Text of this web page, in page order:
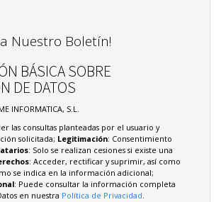
Nuestro Boletín!
BÁSICA SOBRE
DE DATOS
INFORMATICA, S.L.
las consultas planteadas por el usuario y
solicitada; Legitimación: Consentimiento
: Solo se realizan cesiones si existe una
: Acceder, rectificar y suprimir, así como
se indica en la información adicional;
: Puede consultar la información completa
en nuestra Política de Privacidad.